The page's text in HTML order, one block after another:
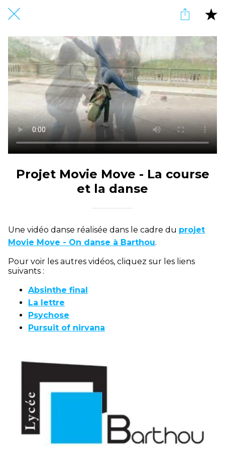
Projet Movie Move - La course
et la danse
Une vidéo danse réalisée dans le cadre du projet
Movie Move - On danse à Barthou.
Pour voir les autres vidéos, cliquez sur les liens
suivants :
Absinthe final
La lettre
Psychose
Pursuit of nirvana